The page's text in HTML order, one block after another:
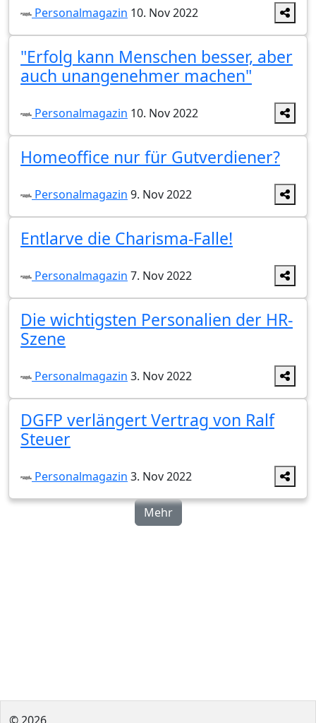
Personalmagazin 10. Nov 2022
"Erfolg kann Menschen besser, aber
auch unangenehmer machen"
Personalmagazin 10. Nov 2022
Homeoffice nur für Gutverdiener?
Personalmagazin 9. Nov 2022
Entlarve die Charisma-Falle!
Personalmagazin 7. Nov 2022
Die wichtigsten Personalien der HR-
Szene
Personalmagazin 3. Nov 2022
DGFP verlängert Vertrag von Ralf
Steuer
Personalmagazin 3. Nov 2022
Mehr